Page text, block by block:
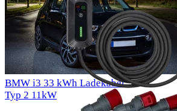
BMW i3 33 kWh Ladekabel
Typ 2 11kW